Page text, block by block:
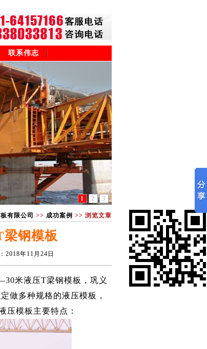
联系伟志
1 2 3
有限公司 >> 成功案例 >> 浏览文章
钢模板
年11月24日
米液压T梁钢模板 ，巩义
做多种规格的液压模板，
压模板主要特点：